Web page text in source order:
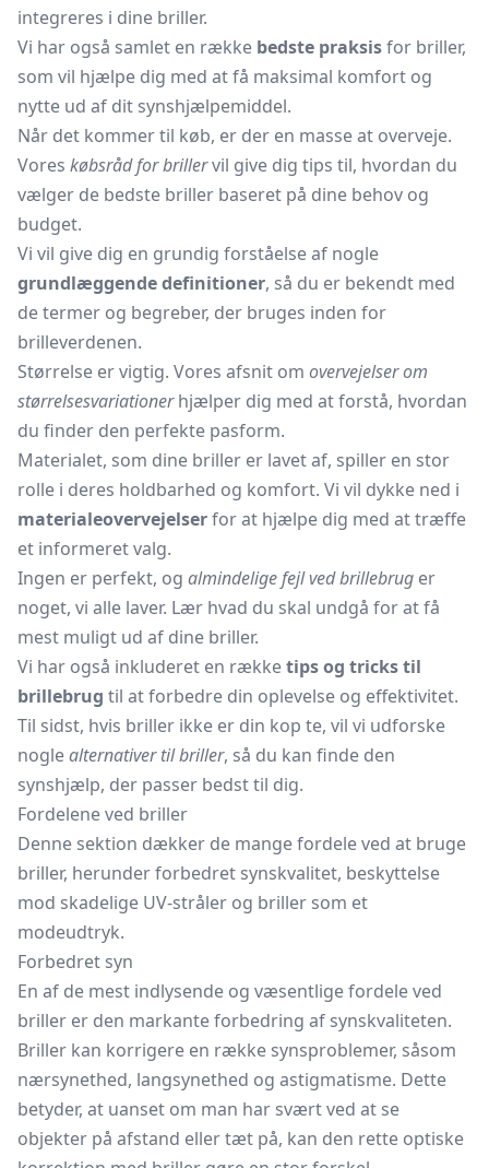
integreres i dine briller.
Vi har også samlet en række bedste praksisfor briller,
som vil hjælpe dig med at få maksimal komfort og
nytte ud af dit synshjælpemiddel.
Når det kommer til køb, er der en masse at overveje.
Vores købsråd for brillervil give dig tips til, hvordan du
vælger de bedste briller baseret på dine behov og
budget.
Vi vil give dig en grundig forståelse af nogle
grundlæggende definitioner, så du er bekendt med
de termer og begreber, der bruges inden for
brilleverdenen.
Størrelse er vigtig. Vores afsnit om overvejelser om
størrelsesvariationerhjælper dig med at forstå, hvordan
du finder den perfekte pasform.
Materialet, som dine briller er lavet af, spiller en stor
rolle i deres holdbarhed og komfort. Vi vil dykke ned i
materialeovervejelserfor at hjælpe dig med at træffe
et informeret valg.
Ingen er perfekt, og almindelige fejl ved brillebrug er
noget, vi alle laver. Lær hvad du skal undgå for at få
mest muligt ud af dine briller.
Vi har også inkluderet en rækketips og tricks til
brillebrug til at forbedre din oplevelse og effektivitet.
Til sidst, hvis briller ikke er din kop te, vil vi udforske
noglealternativer til briller, så du kan finde den
synshjælp, der passer bedst til dig.
Fordelene ved briller
Denne sektion dækker de mange fordele ved at bruge
briller, herunder forbedret synskvalitet, beskyttelse
mod skadelige UV-stråler og briller som et
modeudtryk.
Forbedret syn
En af de mest indlysende og væsentlige fordele ved
briller er den markante forbedring af synskvaliteten.
Briller kan korrigere en række synsproblemer, såsom
nærsynethed, langsynethed og astigmatisme. Dette
betyder, at uanset om man har svært ved at se
objekter på afstand eller tæt på, kan den rette optiske